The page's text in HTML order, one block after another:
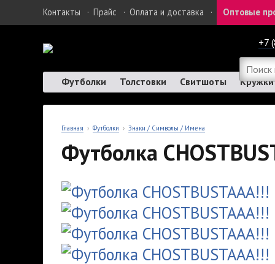
Контакты · Прайс · Оплата и доставка · Оптовые
+7
Футболки Толстовки Свитшоты Кружки
Главная › Футболки › Знаки / Символы / Имена
Футболка